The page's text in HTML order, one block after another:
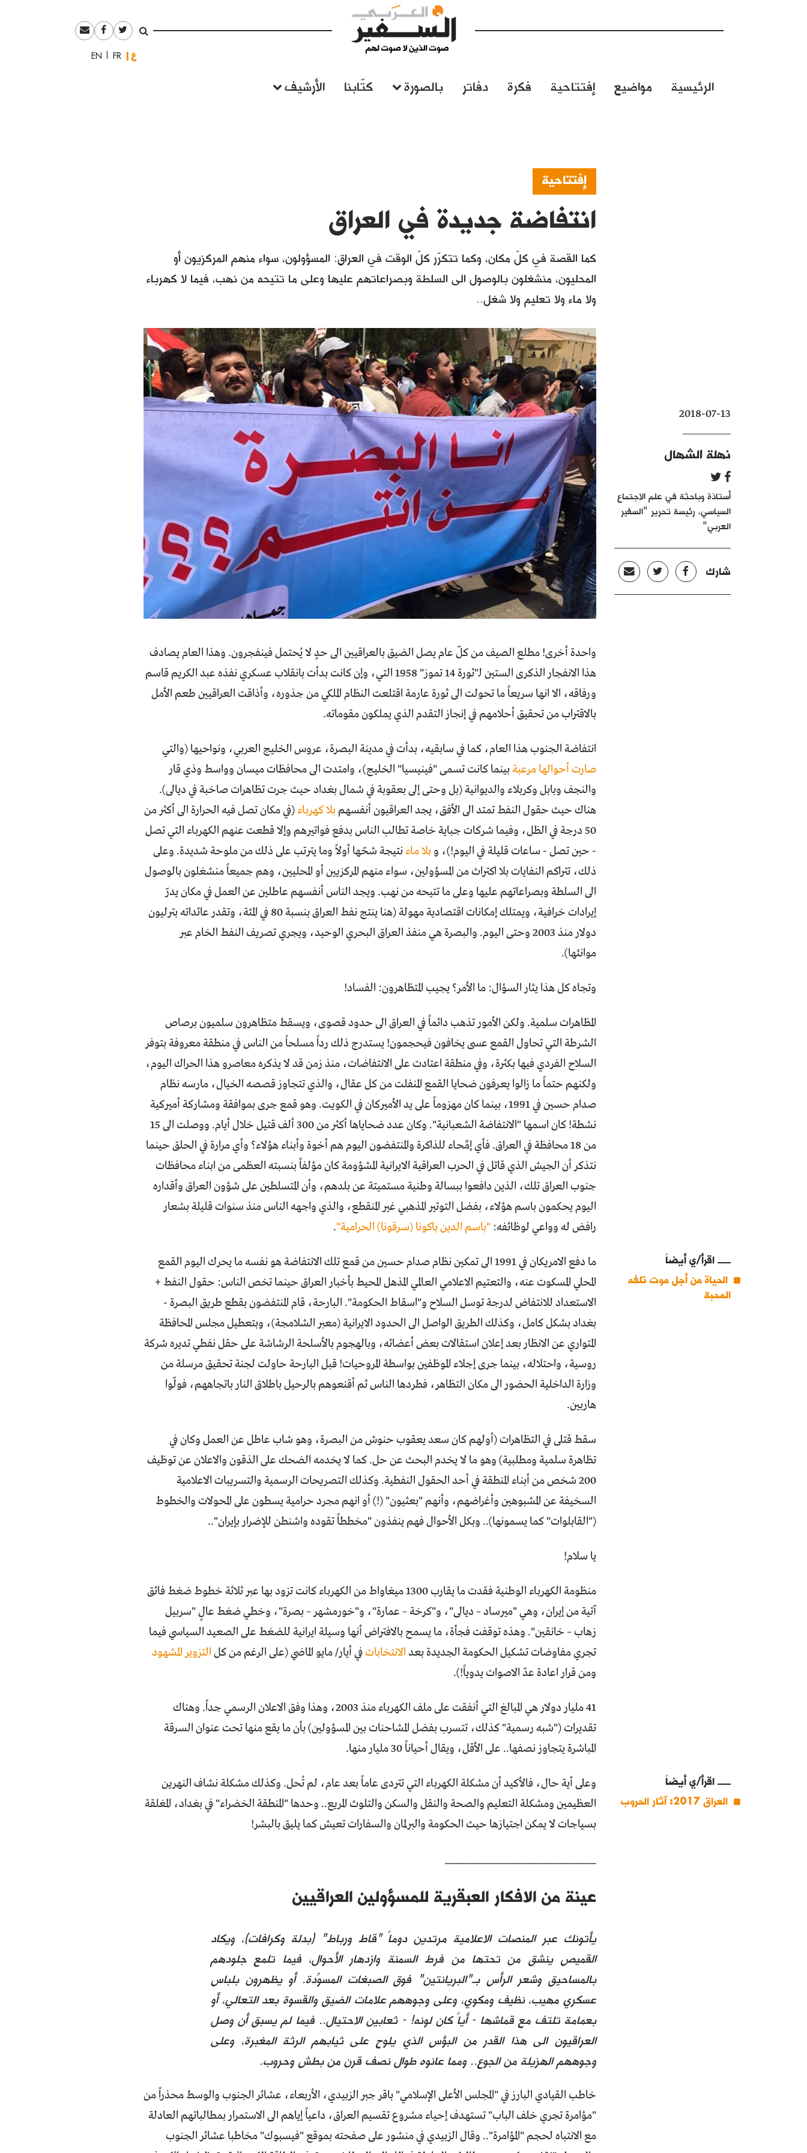
العربيةFrançais
English
الرئيسية مواضيع إفتتاحية فكرة دفاتر بالصورة كتّابنا الأرشيف
إفتتاحية
انتفاضة جديدة في العراق
كما القصة في كلّ مكان، وكما تتكرّر كلّ الوقت في العراق: المسؤولون، سواء منهم المركزيون أو
المحليون، منشغلون بالوصول الى السلطة وبصراعاتهم عليها وعلى ما تتيحه من نهب، فيما لا كهرباء
ولا ماء ولا تعليم ولا شغل..
2018-07-13
نهلة الشهال
أستاذة وباحثة في علم الاجتماع
السياسي، رئيسة تحرير "السفير
العربي"
شارك
واحدة أخرى! مطلع الصيف من كلّ عام يصل الضيق بالعراقيين الى حدٍ لا يُحتمل فينفجرون. وهذا العام يصادف
هذا الانفجار الذكرى الستين لـ"ثورة 14 تموز" 1958 التي، وإن كانت بدأت بانقلاب عسكري نفذه عبد الكريم قاسم
ورفاقه، الا انها سريعاً ما تحولت الى ثورة عارمة اقتلعت النظام الملكي من جذوره، وأذاقت العراقيين طعم الأمل
بالاقتراب من تحقيق أحلامهم في إنجاز التقدم الذي يملكون مقوماته.
انتفاضة الجنوب هذا العام، كما في سابقيه، بدأت في مدينة البصرة، عروس الخليج العربي، ونواحيها (والتي
صارت أحوالها مرعبةبينما كانت تسمى "فينيسيا" الخليج)، وامتدت الى محافظات ميسان وواسط وذي قار
والنجف وبابل وكربلاء والديوانية (بل وحتى إلى بعقوبة في شمال بغداد حيث جرت تظاهرات صاخبة في ديالى).
هناك حيث حقول النفط تمتد الى الأفق، يجد العراقيون أنفسهمبلا كهرباء(في مكان تصل فيه الحرارة الى أكثر من
50 درجة في الظل، وفيما شركات جباية خاصة تطالب الناس بدفع فواتيرهم وإلا قطعت عنهم الكهرباء التي تصل
- حين تصل - ساعات قليلة في اليوم!)، و بلا ماءنتيجة شحّها أولاً وما يترتب على ذلك من ملوحة شديدة. وعلى
ذلك، تتراكم النفايات بلا اكتراث من المسؤولين، سواء منهم المركزيين أو المحليين، وهم جميعاً منشغلون بالوصول
الى السلطة وبصراعاتهم عليها وعلى ما تتيحه من نهب. ويجد الناس أنفسهم عاطلين عن العمل في مكان يدرّ
إيرادات خرافية، ويمتلك إمكانات اقتصادية مهولة (هنا ينتج نفط العراق بنسبة 80 في المئة، وتقدر عائداته بترليون
دولار منذ 2003 وحتى اليوم. والبصرة هي منفذ العراق البحري الوحيد، ويجري تصريف النفط الخام عبر
موانئها).
وتجاه كل هذا يثار السؤال: ما الأمر؟ يجيب المتظاهرون: الفساد!
المظاهرات سلمية. ولكن الأمور تذهب دائماً في العراق الى حدود قصوى، ويسقط متظاهرون سلميون برصاص
الشرطة التي تحاول القمع عسى يخافون فيحجمون! يستدرج ذلك رداً مسلحاً من الناس في منطقة معروفة بتوفر
السلاح الفردي فيها بكثرة، وفي منطقة اعتادت على الانتفاضات، منذ زمن قد لا يذكره معاصرو هذا الحراك اليوم،
ولكنهم حتماً ما زالوا يعرفون ضحايا القمع المنفلت من كل عقال، والذي تتجاوز قصصه الخيال، مارسه نظام
صدام حسين في 1991، بينما كان مهزوماً على يد الأميركان في الكويت. وهو قمع جرى بموافقة ومشاركة أميركية
نشطة! كان اسمها "الانتفاضة الشعبانية". وكان عدد ضحاياها أكثر من 300 ألف قتيل خلال أيام. ووصلت الى 15
من 18 محافظة في العراق. فأي إمِّحاء للذاكرة والمنتفضون اليوم هم أخوة وأبناء هؤلاء؟ وأي مرارة في الحلق حينما
نتذكر أن الجيش الذي قاتل في الحرب العراقية الايرانية المشؤومة كان مؤلفاً بنسبته العظمى من ابناء محافظات
جنوب العراق تلك، الذين دافعوا ببسالة وطنية مستميتة عن بلدهم، وأن المتسلطين على شؤون العراق وأقداره
اليوم يحكمون باسم هؤلاء، بفضل التوتير المذهبي غير المنقطع، والذي واجهه الناس منذ سنوات قليلة بشعار
رافض له وواعي لوظائفه: "باسم الدين باكونا (سرقونا) الحرامية".
اقرأ/ي أيضاً
الحياة من أجل موت تلفه
المحبة
ما دفع الامريكان في 1991 الى تمكين نظام صدام حسين من قمع تلك الانتفاضة هو نفسه ما يحرك اليوم القمع
المحلي المسكوت عنه، والتعتيم الاعلامي العالمي المذهل المحيط بأخبار العراق حينما تخص الناس: حقول النفط +
الاستعداد للانتفاض لدرجة توسل السلاح و"اسقاط الحكومة". البارحة، قام المنتفضون بقطع طريق البصرة -
بغداد بشكل كامل، وكذلك الطريق الواصل الى الحدود الايرانية (معبر الشلامجة)، وبتعطيل مجلس المحافظة
المتواري عن الانظار بعد إعلان استقالات بعض أعضائه، وبالهجوم بالأسلحة الرشاشة على حقل نفطي تديره شركة
روسية، واحتلاله، بينما جرى إجلاء الموظفين بواسطة المروحيات! قبل البارحة حاولت لجنة تحقيق مرسلة من
وزارة الداخلية الحضور الى مكان التظاهر، فطردها الناس ثم أقنعوهم بالرحيل باطلاق النار باتجاههم، فولّوا
هاربين.
سقط قتلى في التظاهرات (أولهم كان سعد يعقوب حنوش من البصرة، وهو شاب عاطل عن العمل وكان في
تظاهرة سلمية ومطلبية) وهو ما لا يخدم البحث عن حل. كما لا يخدمه الضحك على الذقون والاعلان عن توظيف
200 شخص من أبناء المنطقة في أحد الحقول النفطية. وكذلك التصريحات الرسمية والتسريبات الاعلامية
السخيفة عن المشبوهين وأغراضهم، وأنهم "بعثيون" (!) أو انهم مجرد حرامية يسطون على المحولات والخطوط
("القابلوات" كما يسمونها).. وبكل الأحوال فهم ينفذون "مخططاً تقوده واشنطن للإضرار بإيران"..
يا سلام!
منظومة الكهرباء الوطنية فقدت ما يقارب 1300 ميغاواط من الكهرباء كانت تزود بها عبر ثلاثة خطوط ضغط فائق
آتية من إيران، وهي "ميرساد – ديالى"، و"كرخة – عمارة"، و"خورمشهر – بصرة"، وخطي ضغط عالٍ "سربيل
زهاب – خانقين". وهذه توقفت فجأة، ما يسمح بالافتراض أنها وسيلة ايرانية للضغط على الصعيد السياسي فيما
تجري مفاوضات تشكيل الحكومة الجديدة بعد الانتخاباتفي أيار/ مايو الماضي (على الرغم من كل التزوير المشهود
ومن قرار اعادة عدّ الاصوات يدوياً!).
41 مليار دولار هي المبالغ التي أنفقت على ملف الكهرباء منذ 2003، وهذا وفق الاعلان الرسمي جداً. وهناك
تقديرات ("شبه رسمية" كذلك، تتسرب بفضل المشاحنات بين المسؤولين) بأن ما يقع منها تحت عنوان السرقة
المباشرة يتجاوز نصفها.. على الأقل، ويقال أحياناً 30 مليار منها.
اقرأ/ي أيضاً
العراق 2017: آثار الحروب
وعلى أية حال، فالأكيد أن مشكلة الكهرباء التي تتردى عاماً بعد عام، لم تُحل. وكذلك مشكلة نشاف النهرين
العظيمين ومشكلة التعليم والصحة والنقل والسكن والتلوث المريع.. وحدها "المنطقة الخضراء" في بغداد، المغلقة
بسياجات لا يمكن اجتيازها حيث الحكومة والبرلمان والسفارات تعيش كما يليق بالبشر!
____________________________
عينة من الافكار العبقرية للمسؤولين العراقيين
يأتونك عبر المنصات الاعلامية مرتدين دوماً "قاط ورباط" (بدلة وكرافات)، ويكاد
القميص ينشق من تحتها من فرط السمنة وازدهار الأحوال، فيما تلمع جلودهم
بالمساحيق وشعر الرأس بـ"البريانتين" فوق الصبغات المسوِّدة. أو يظهرون بلباس
عسكري مهيب، نظيف ومكوي، وعلى وجوههم علامات الضيق والقسوة بعد التعالي، أو
بعمامة تلتف مع قماشها - أياً كان لونه! - ثعابين الاحتيال.. فيما لم يسبق أن وصل
العراقيون الى هذا القدر من البؤس الذي يلوح على ثيابهم الرثة المغبرة، وعلى
وجوههم الهزيلة من الجوع.. ومما عانوه طوال نصف قرن من بطش وحروب.
خاطب القيادي البارز في "المجلس الأعلى الإسلامي" باقر جبر الزبيدي، الأربعاء، عشائر الجنوب والوسط محذراً من
"مؤامرة تجري خلف الباب" تستهدف إحياء مشروع تقسيم العراق، داعياً إياهم الى الاستمرار بمطالباتهم العادلة
مع الانتباه لحجم "المؤامرة".. وقال الزبيدي في منشور على صفحته بموقع "فيسبوك" مخاطبا عشائر الجنوب